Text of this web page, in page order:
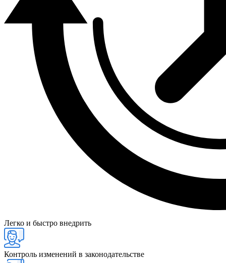
Легко и быстро внедрить
Контроль изменений в законодательстве